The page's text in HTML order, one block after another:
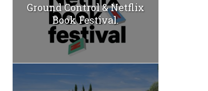
Ground Control & Netflix
Book Festival.